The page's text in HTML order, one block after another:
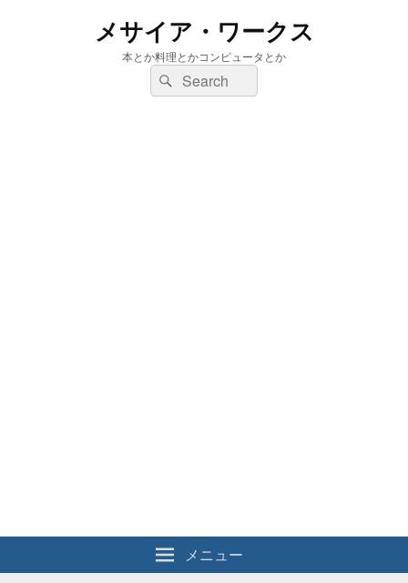
メサイア・ワークス
本とか料理とかコンピュータとか
検
索:
検
索
メニュー